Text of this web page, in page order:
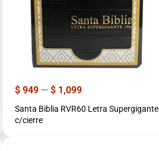
Precio
$ 949 — $ 1,099
Santa Biblia RVR60 Letra Supergigante
c/cierre